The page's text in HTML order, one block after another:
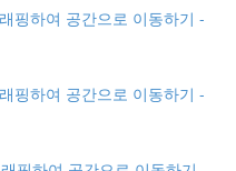
핑하여 공간으로 이동하기 -
핑하여 공간으로 이동하기 -